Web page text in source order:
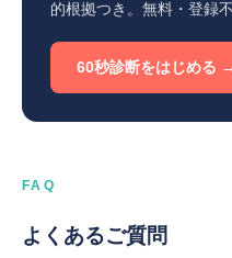
的根拠つき。無料・登録不
60秒診断をはじめる →
FAQ
よくあるご質問